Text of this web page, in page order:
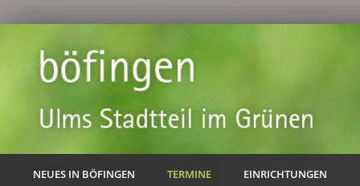
NEUES IN BÖFINGEN TERMINE EINRICHTUNGEN